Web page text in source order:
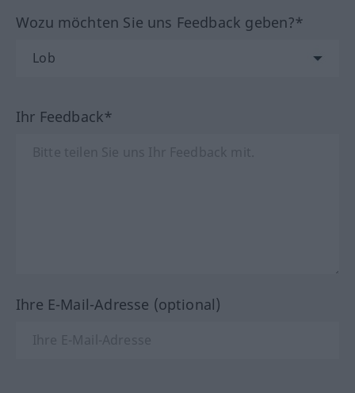
Wozu möchten Sie uns Feedback geben?*
Ihr Feedback*
Ihre E-Mail-Adresse (optional)